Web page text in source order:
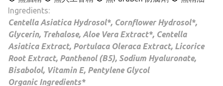
Ingredients:
Centella Asiatica Hydrosol*, Cornflower Hydrosol*,
Glycerin, Trehalose, Aloe Vera Extract*, Centella
Asiatica Extract, Portulaca Oleraca Extract, Licorice
Root Extract, Panthenol (B5), Sodium Hyaluronate,
Bisabolol, Vitamin E, Pentylene Glycol
Organic Ingredients*